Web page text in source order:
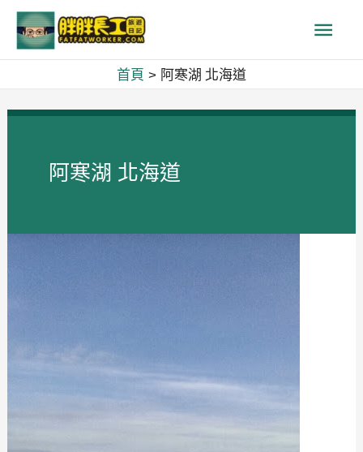
容
主
要
選
首頁 阿寒湖 北海道
阿寒湖 北海道